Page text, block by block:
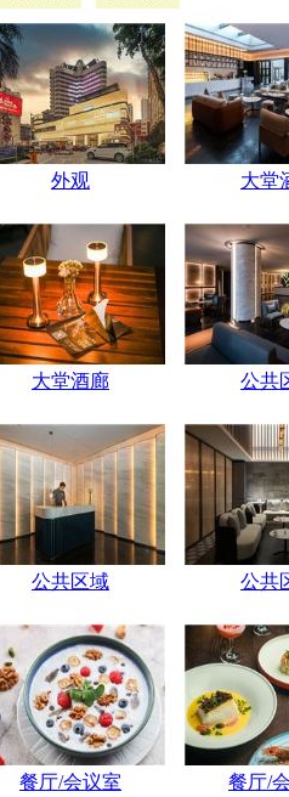
外观 大堂
大堂酒廊 公共
公共区域 公共
餐厅/会议室 餐厅/